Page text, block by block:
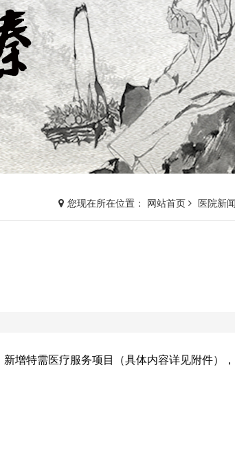
您现在所在位置： 网站首页 医院新闻
新增特需医疗服务项目（具体内容详见附件）